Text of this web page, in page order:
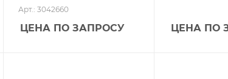
Арт.: 3042660
ЦЕНА ПО ЗАПРОСУ ЦЕНА ПО